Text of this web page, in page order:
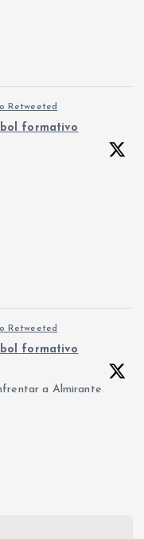
Retweeted
formativo
Retweeted
formativo
a Almirante